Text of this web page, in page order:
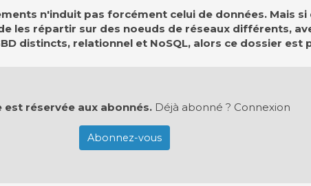
n'induit pas forcément celui de données. Mais si
les répartir sur des noeuds de réseaux différents,
distincts, relationnel et NoSQL, alors ce dossier est
est réservée aux abonnés.Déjà abonné ? Connexion
Abonnez-vous